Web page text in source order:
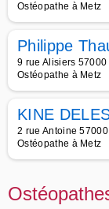
Ostéopathe à Metz
Philippe
9 rue Alisiers
Ostéopathe à Metz
KINE
2 rue Antoine
Ostéopathe à Metz